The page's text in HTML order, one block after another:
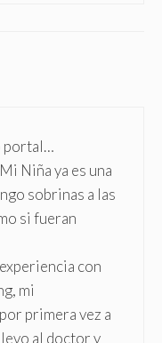
portal…
Niña ya es una
sobrinas a las
si fueran
con
mi
primera vez a
al doctor y